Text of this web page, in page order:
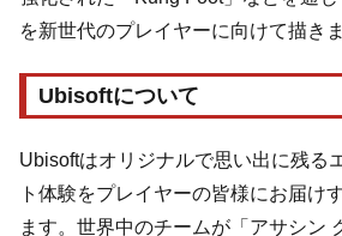
を新世代のプレイヤーに向けて描きま
Ubisoftについて
Ubisoftはオリジナルで思い出に残る
ト体験をプレイヤーの皆様にお届け
ます。世界中のチームが「アサシン